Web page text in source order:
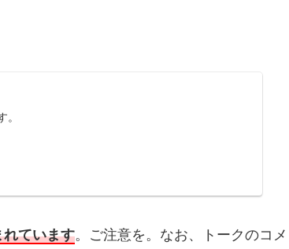
。
ています。ご注意を。なお、トークのコメ